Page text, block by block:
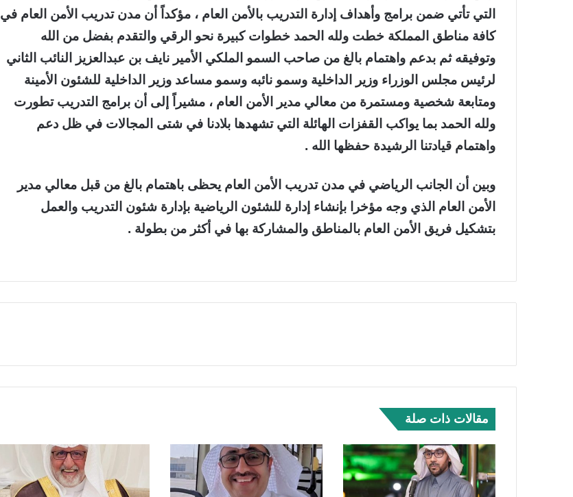
التي تأتي ضمن برامج وأهداف إدارة التدريب بالأمن العام ، مؤكداً أن مدن تدريب الأمن العام في
كافة مناطق المملكة خطت ولله الحمد خطوات كبيرة نحو الرقي والتقدم بفضل من الله
وتوفيقه ثم بدعم واهتمام بالغ من صاحب السمو الملكي الأمير نايف بن عبدالعزيز النائب الثاني
لرئيس مجلس الوزراء وزير الداخلية وسمو نائبه وسمو مساعد وزير الداخلية للشئون الأمينة
ومتابعة شخصية ومستمرة من معالي مدير الأمن العام ، مشيراً إلى أن برامج التدريب تطورت
ولله الحمد بما يواكب القفزات الهائلة التي تشهدها بلادنا في شتى المجالات في ظل دعم
واهتمام قيادتنا الرشيدة حفظها الله .
وبين أن الجانب الرياضي في مدن تدريب الأمن العام يحظى باهتمام بالغ من قبل معالي مدير
الأمن العام الذي وجه مؤخرا بإنشاء إدارة للشئون الرياضية بإدارة شئون التدريب والعمل
بتشكيل فريق الأمن العام بالمناطق والمشاركة بها في أكثر من بطولة .
مقالات ذات صلة